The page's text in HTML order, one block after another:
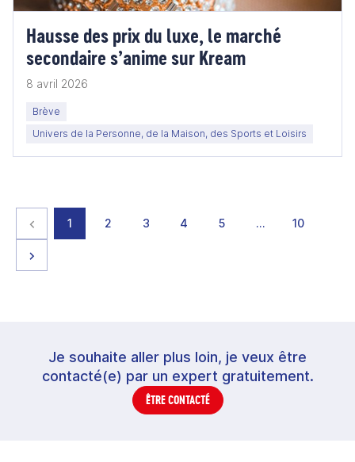
Hausse des prix du luxe, le marché
secondaire s’anime sur Kream
8 avril 2026
Brève
Univers de la Personne, de la Maison, des Sports et Loisirs
Page précédente
page
1 page
2 page
3 page
4 page
5 … page
10
Je souhaite aller plus loin, je veux être
contacté(e) par un expert gratuitement.
ÊTRE CONTACTÉ